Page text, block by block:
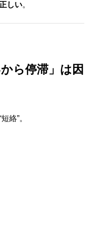
しい。
ら停滞」は因
絡”。